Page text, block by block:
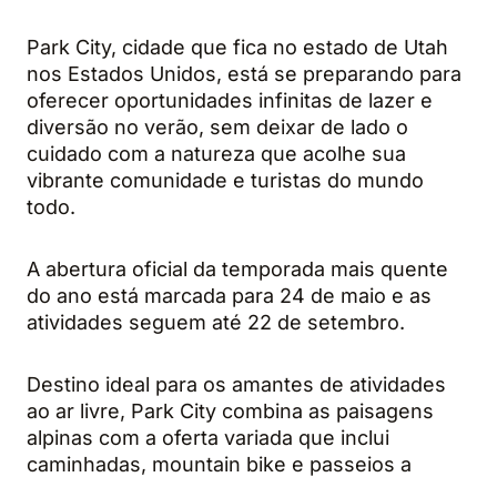
Park City, cidade que fica no estado de Utah
nos Estados Unidos, está se preparando para
oferecer oportunidades infinitas de lazer e
diversão no verão, sem deixar de lado o
cuidado com a natureza que acolhe sua
vibrante comunidade e turistas do mundo
todo.
A abertura oficial da temporada mais quente
do ano está marcada para 24 de maio e as
atividades seguem até 22 de setembro.
Destino ideal para os amantes de atividades
ao ar livre, Park City combina as paisagens
alpinas com a oferta variada que inclui
caminhadas, mountain bike e passeios a